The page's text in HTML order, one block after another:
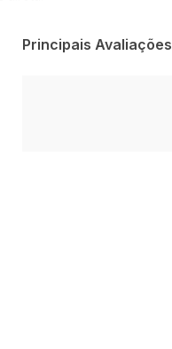
Principais Avaliações